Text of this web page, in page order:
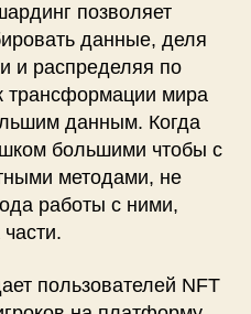
позволяет
данные, деля
и распределяя по
мира
данным. Когда
большими чтобы с
методами, не
работы с ними,
пользователей NFT